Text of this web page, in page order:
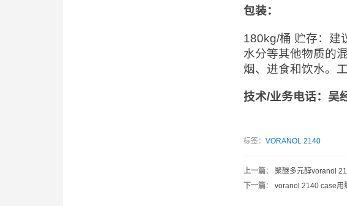
包装：
180kg/桶 贮存：建
水分等其他物质的
烟、进食和饮水。
技术/业务电话：吴
标签： VORANOL 2140
上一篇： 聚醚多元醇voranol
下一篇： voranol 2140 case用